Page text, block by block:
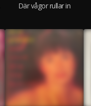
Där vågor rullar in